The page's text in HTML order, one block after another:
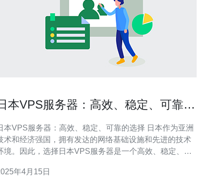
本VPS服务器：高效、稳定、可靠的
本VPS服务器：高效、稳定、可靠的选择 日本作为亚洲
术和经济强国，拥有发达的网络基础设施和先进的技术
境。因此，选择日本VPS服务器是一个高效、稳定、可
高的评价。无论是网页加载速度还是文件传输速度，日
年4月15日